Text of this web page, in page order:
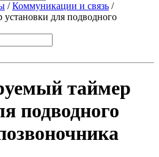
/Коммуникации и связь /
для подводного
таймер
подводного